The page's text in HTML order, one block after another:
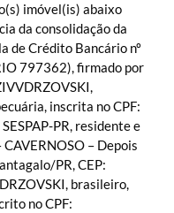
imóvel(is) abaixo
da consolidação da
de Crédito Bancário nº
797362), firmado por
inscrita no CPF:
PR, residente e
– Depois
PR, CEP:
brasileiro,
no CPF: